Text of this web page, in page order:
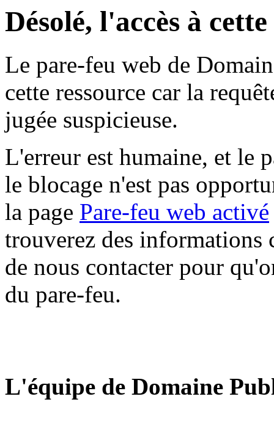
Désolé, l'accès à
Le pare-feu web de
cette ressource car la
jugée suspicieuse.
L'erreur est humaine, et le
le blocage n'est pas
la page Pare-feu web activé
trouverez des informations
de nous contacter pour
du pare-feu.
L'équipe de Domaine